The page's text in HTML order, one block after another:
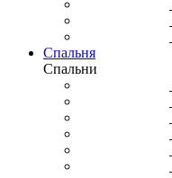
Спальня
Спальни